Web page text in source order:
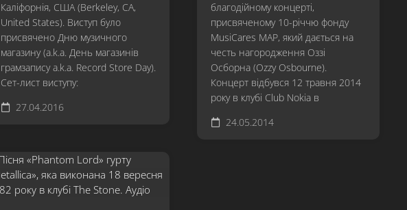
…
And
Justice
For
All
Metallica
Каліфорнія, США (Berkeley, CA,
United States). Виступ було
присвячено Дню музичного
магазину (a.k.a. День магазинів
грамзапису a.k.a. Record Store Day).
Сет-лист виступу:
27.04.2016
благодійному концерті,
присвяченому 10-річчю фонду
MusiCares MAP, який дається на
честь нагородження Оззі
Осборна (Ozzy Osbourne).
Концерт відбувся 12 травня 2014
року в клубі Club Nokia в
24.05.2014